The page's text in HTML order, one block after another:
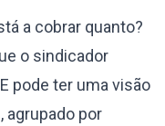
a cobrar quanto?
o sindicador
pode ter uma visão
agrupado por